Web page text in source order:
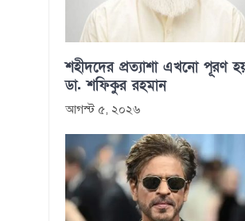
শহীদদের প্রত্যাশা এখনো পূরণ
ডা. শফিকুর রহমান
আগস্ট ৫, ২০২৬